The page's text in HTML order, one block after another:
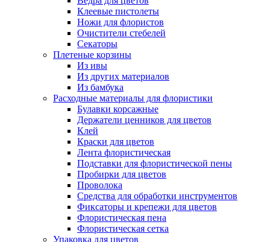
Клеевые пистолеты
Ножи для флористов
Очистители стебелей
Секаторы
Плетеные корзины
Из ивы
Из других материалов
Из бамбука
Расходные материалы для флористики
Булавки корсажные
Держатели ценников для цветов
Клей
Краски для цветов
Лента флористическая
Подставки для флористической пены
Пробирки для цветов
Проволока
Средства для обработки инструментов
Фиксаторы и крепежи для цветов
Флористическая пена
Флористическая сетка
Упаковка для цветов